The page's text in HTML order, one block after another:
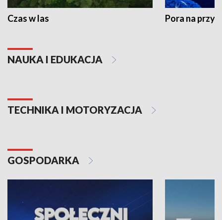
Czas w las Pora na
NAUKA I EDUKACJA
TECHNIKA I MOTORYZACJA
GOSPODARKA